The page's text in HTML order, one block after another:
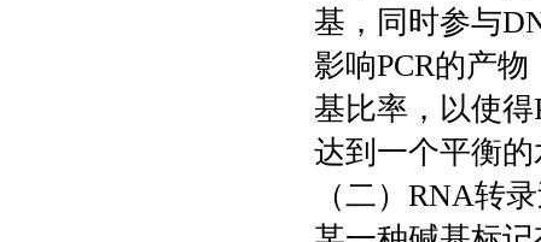
基，同时参与
影响PCR的产
基比率，以使
达到一个平衡
（二）RNA转